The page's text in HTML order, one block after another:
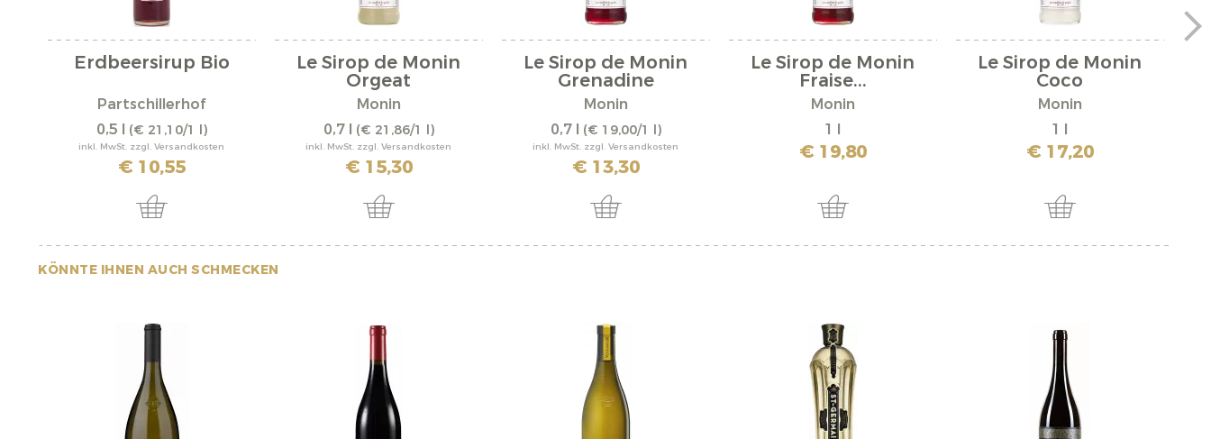
Erdbeersirup Bio
Partschillerhof
0,5 l (€ 21,10/1 l)
inkl. MwSt. zzgl. Versandkosten
€ 10,55
Le Sirop de Monin
Orgeat
Monin
0,7 l (€ 21,86/1 l)
inkl. MwSt. zzgl. Versandkosten
€ 15,30
Le Sirop de Monin
Grenadine
Monin
0,7 l (€ 19,00/1 l)
inkl. MwSt. zzgl. Versandkosten
€ 13,30
Le Sirop de Monin
Fraise...
Monin
1 l
€ 19,80
Le Sirop de Monin
Coco
Monin
1 l
€ 17,20
KÖNNTE IHNEN AUCH SCHMECKEN